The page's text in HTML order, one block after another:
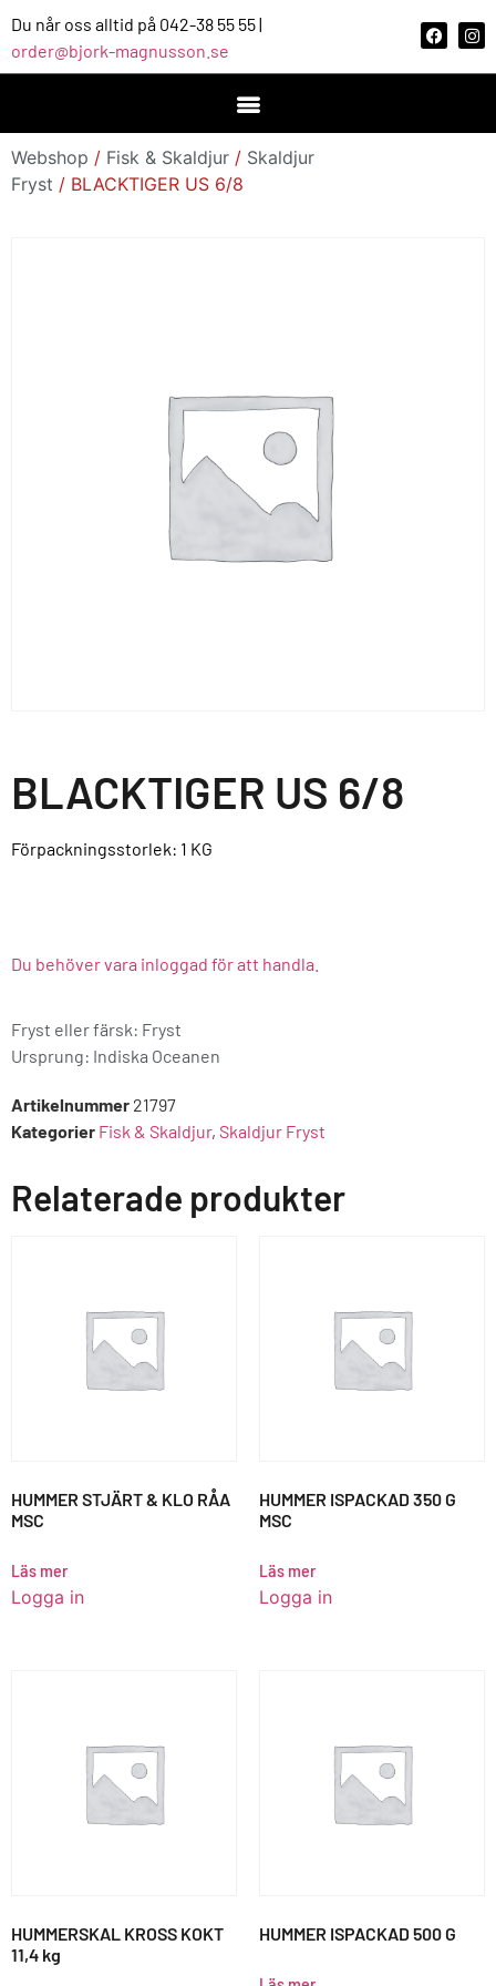
Du når oss alltid på 042-38 55 55 |
order@bjork-magnusson.se
Webshop / Fisk & Skaldjur / Skaldjur
Fryst / BLACKTIGER US 6/8
BLACKTIGER US 6/8
Förpackningsstorlek: 1 KG
Du behöver vara inloggad för att handla.
Fryst eller färsk: Fryst
Ursprung: Indiska Oceanen
Artikelnummer 21797
Kategorier Fisk & Skaldjur, Skaldjur Fryst
Relaterade produkter
HUMMER STJÄRT & KLO RÅA
MSC
Läs mer
Logga in
HUMMER ISPACKAD 350 G
MSC
Läs mer
Logga in
HUMMERSKAL KROSS KOKT
11,4 kg
HUMMER ISPACKAD 500 G